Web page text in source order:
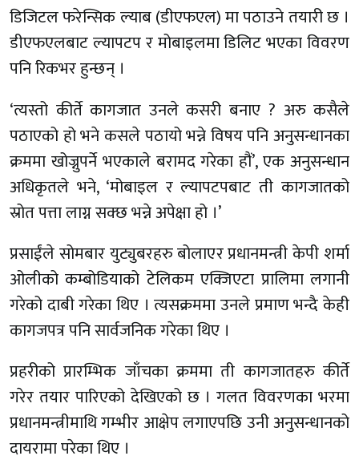
डिजिटल फरेन्सिक ल्याब (डीएफएल) मा पठाउने तयारी छ ।
डीएफएलबाट ल्यापटप र मोबाइलमा डिलिट भएका विवरण
पनि रिकभर हुन्छन् ।
‘त्यस्तो कीर्ते कागजात उनले कसरी बनाए ? अरु कसैले
पठाएको हो भने कसले पठायो भन्ने विषय पनि अनुसन्धानका
क्रममा खोज्नुपर्ने भएकाले बरामद गरेका हौं’, एक अनुसन्धान
अधिकृतले भने, ‘मोबाइल र ल्यापटपबाट ती कागजातको
स्रोत पत्ता लाग्न सक्छ भन्ने अपेक्षा हो ।’
प्रसाईंले सोमबार युट्युबरहरु बोलाएर प्रधानमन्त्री केपी शर्मा
ओलीको कम्बोडियाको टेलिकम एक्जिएटा प्रालिमा लगानी
गरेको दाबी गरेका थिए । त्यसक्रममा उनले प्रमाण भन्दै केही
कागजपत्र पनि सार्वजनिक गरेका थिए ।
प्रहरीको प्रारम्भिक जाँचका क्रममा ती कागजातहरु कीर्ते
गरेर तयार पारिएको देखिएको छ । गलत विवरणका भरमा
प्रधानमन्त्रीमाथि गम्भीर आक्षेप लगाएपछि उनी अनुसन्धानको
दायरामा परेका थिए ।